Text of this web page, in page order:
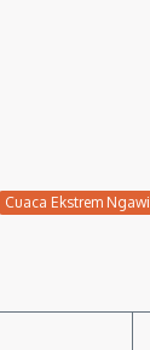
Cuaca Ekstrem Ngawi